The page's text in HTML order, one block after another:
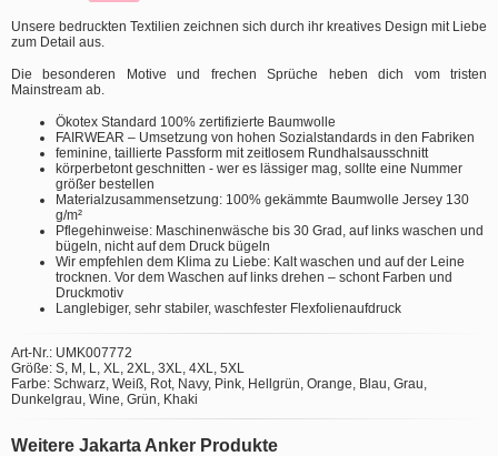
Unsere bedruckten Textilien zeichnen sich durch ihr kreatives Design mit Liebe
zum Detail aus.
Die besonderen Motive und frechen Sprüche heben dich vom tristen
Mainstream ab.
Ökotex Standard 100% zertifizierte Baumwolle
FAIRWEAR – Umsetzung von hohen Sozialstandards in den Fabriken
feminine, taillierte Passform mit zeitlosem Rundhalsausschnitt
körperbetont geschnitten - wer es lässiger mag, sollte eine Nummer
größer bestellen
Materialzusammensetzung: 100% gekämmte Baumwolle Jersey 130
g/m²
Pflegehinweise: Maschinenwäsche bis 30 Grad, auf links waschen und
bügeln, nicht auf dem Druck bügeln
Wir empfehlen dem Klima zu Liebe: Kalt waschen und auf der Leine
trocknen. Vor dem Waschen auf links drehen – schont Farben und
Druckmotiv
Langlebiger, sehr stabiler, waschfester Flexfolienaufdruck
Art-Nr.: UMK007772
Größe: S, M, L, XL, 2XL, 3XL, 4XL, 5XL
Farbe: Schwarz, Weiß, Rot, Navy, Pink, Hellgrün, Orange, Blau, Grau,
Dunkelgrau, Wine, Grün, Khaki
Weitere Jakarta Anker Produkte